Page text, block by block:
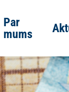
Par
mums